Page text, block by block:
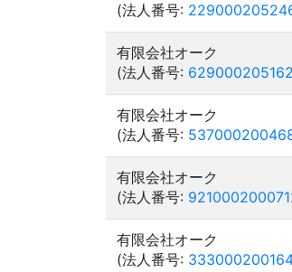
(法人番号:
有限会社オーク
(法人番号:
有限会社オーク
(法人番号:
有限会社オーク
(法人番号:
有限会社オーク
(法人番号: